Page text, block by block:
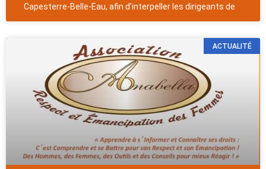
Capesterre-Belle-Eau, afin d’interpeller les dirigeants de
ACTUALITÉ